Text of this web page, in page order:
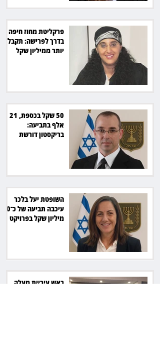
פרקליטת מחוז חיפה
בדרך לפרישה: תקבל
יותר ממיליון שקל
50 שקל בכספת, 21
אלף בתביעה:
בריקסטון דורשת
השופטת יעל בלכר
עיכבה תביעה של כ־40
מיליון שקל בפרויקט
ראש עיריית מעלה